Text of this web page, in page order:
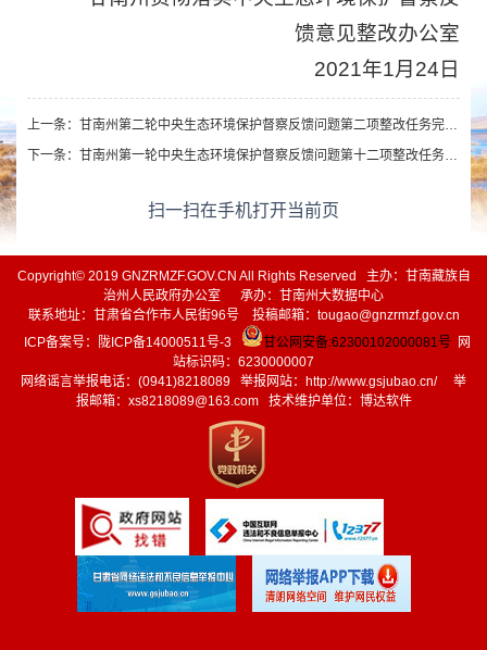
馈意见整改办公室
2021年1月24日
上一条： 甘南州第二轮中央生态环境保护督察反馈问题第二项整改任务完成情况公示
下一条： 甘南州第一轮中央生态环境保护督察反馈问题第十二项整改任务完成情况公示
扫一扫在手机打开当前页
Copyright© 2019 GNZRMZF.GOV.CN All Rights Reserved 主办：甘南藏族自
治州人民政府办公室 承办：甘南州大数据中心
联系地址：甘肃省合作市人民街96号 投稿邮箱：tougao@gnzrmzf.gov.cn
ICP备案号：
陇ICP备14000511号-3 甘公网安备:62300102000081号网
站标识码：6230000007
网络谣言举报电话：(0941)8218089 举报网站： http://www.gsjubao.cn/举
报邮箱：xs8218089@163.com 技术维护单位：博达软件